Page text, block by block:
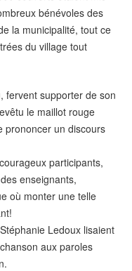
bénévoles des
la municipalité, tout ce
du village tout
fervent supporter de son
le maillot rouge
prononcer un discours
participants,
enseignants,
où monter une telle
Ledoux lisaient
aux paroles